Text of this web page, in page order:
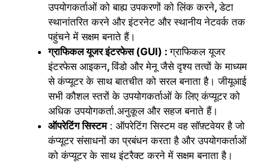
उपयोगकर्ताओं को बाह्य उपकरणों को लिंक करने,डेटा
स्थानांतरित करने और इंटरनेट और स्थानीय नेटवर्क तक
पहुंचने में सक्षम बनाते हैं।
ग्राफिकल यूजर इंटरफेस (GUI) :ग्राफिकल यूजर
इंटरफेस आइकन,विंडो और मेनू जैसे दृश्य तत्वों के माध्यम
से कंप्यूटर के साथ बातचीत को सरल बनाता है। जीयूआई
सभी कौशल स्तरों के उपयोगकर्ताओं के लिए कंप्यूटर को
अधिक उपयोगकर्ता.अनुकूल और सहज बनाते हैं।
ऑपरेटिंग सिस्टम: ऑपरेटिंग सिस्टम वह सॉफ़्टवेयर है जो
कंप्यूटर संसाधनों का प्रबंधन करता है और उपयोगकर्ताओं
को कंप्यूटर के साथ इंटरैक्ट करने में सक्षम बनाता है।